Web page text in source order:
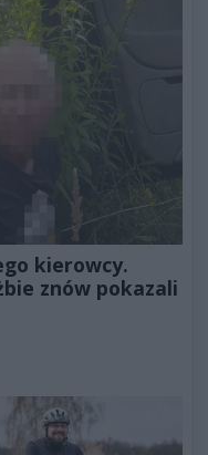
kierowcy.
znów pokazali